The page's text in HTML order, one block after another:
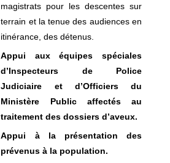
magistrats pour les descentes sur
terrain et la tenue des audiences en
itinérance, des détenus.
Appui aux équipes spéciales
d’Inspecteurs de Police
Judiciaire et d’Officiers du
Ministère Public affectés au
traitement des dossiers d’aveux.
Appui à la présentation des
prévenus à la population.